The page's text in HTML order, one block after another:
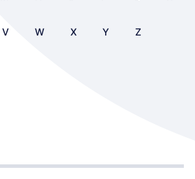
V W X Y Z